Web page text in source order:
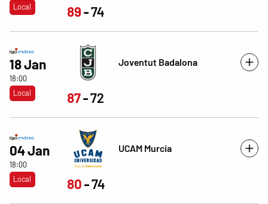
Local
89 74
18 Jan
18:00
Local
Joventut Badalona
87 72
04 Jan
18:00
Local
UCAM Murcia
80 74